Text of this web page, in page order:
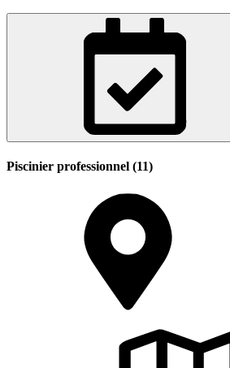
Piscinier professionnel (11)